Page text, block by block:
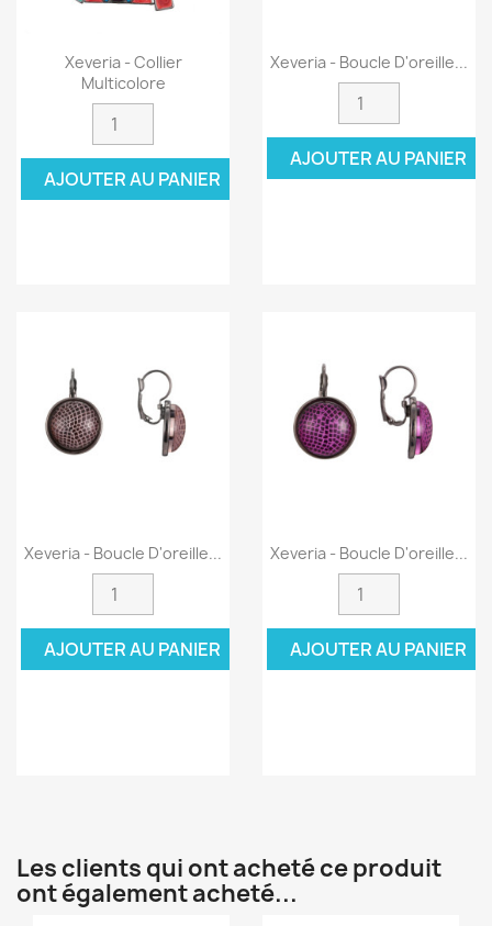
Xeveria - Collier
Multicolore
AJOUTER AU PANIER
Xeveria - Boucle D'oreille...
AJOUTER AU PANIER
Xeveria - Boucle D'oreille...
AJOUTER AU PANIER
Xeveria - Boucle D'oreille...
AJOUTER AU PANIER
Les clients qui ont acheté ce produit
ont également acheté...